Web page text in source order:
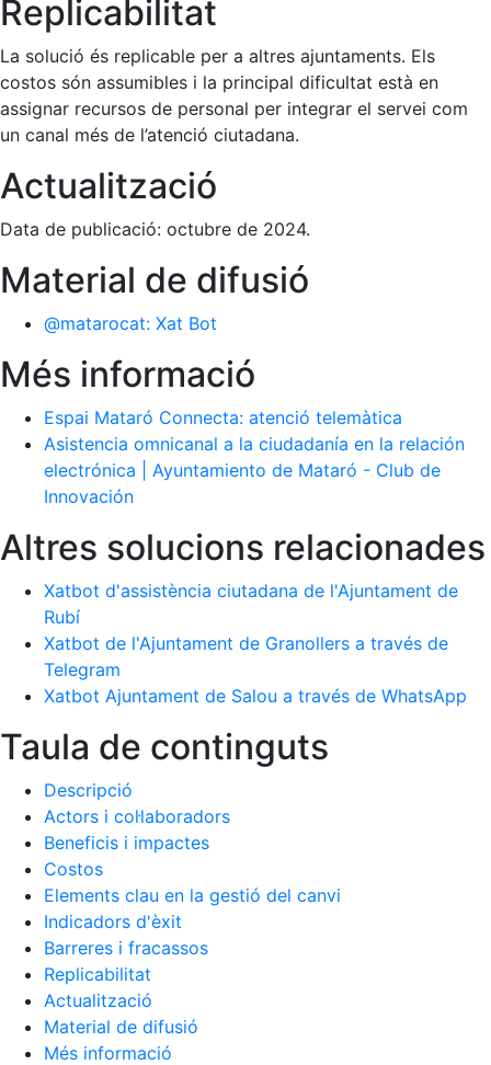
Replicabilitat
La solució és replicable per a altres ajuntaments. Els
costos són assumibles i la principal dificultat està en
assignar recursos de personal per integrar el servei com
un canal més de l’atenció ciutadana.
Actualització
Data de publicació: octubre de 2024.
Material de difusió
@matarocat: Xat Bot
Més informació
Espai Mataró Connecta: atenció telemàtica
Asistencia omnicanal a la ciudadanía en la relación
electrónica | Ayuntamiento de Mataró - Club de
Innovación
Altres solucions relacionades
Xatbot d'assistència ciutadana de l'Ajuntament de
Rubí
Xatbot de l'Ajuntament de Granollers a través de
Telegram
Xatbot Ajuntament de Salou a través de WhatsApp
Taula de continguts
Descripció
Actors i col·laboradors
Beneficis i impactes
Costos
Elements clau en la gestió del canvi
Indicadors d'èxit
Barreres i fracassos
Replicabilitat
Actualització
Material de difusió
Més informació